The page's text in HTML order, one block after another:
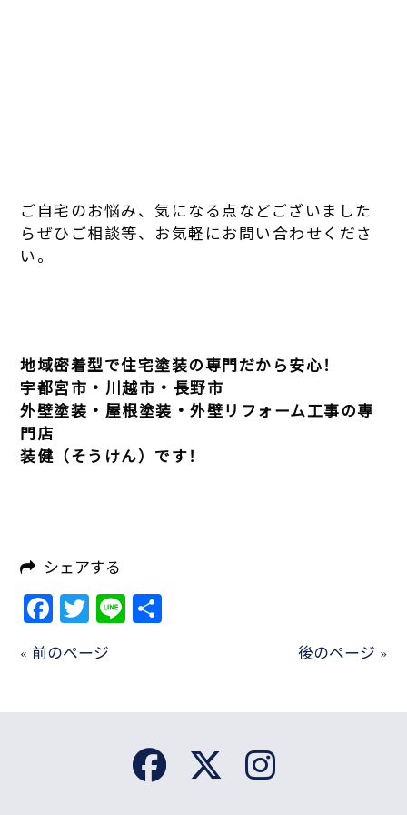
ご自宅のお悩み、気になる点などございました
らぜひご相談等、お気軽にお問い合わせくださ
い。
地域密着型で住宅塗装の専門だから安心！
宇都宮市・川越市・長野市
外壁塗装・屋根塗装・外壁リフォーム工事の専
門店
装健（そうけん）です！
シェアする
Facebook
Twitter
Line
« 前のページ 後のページ »